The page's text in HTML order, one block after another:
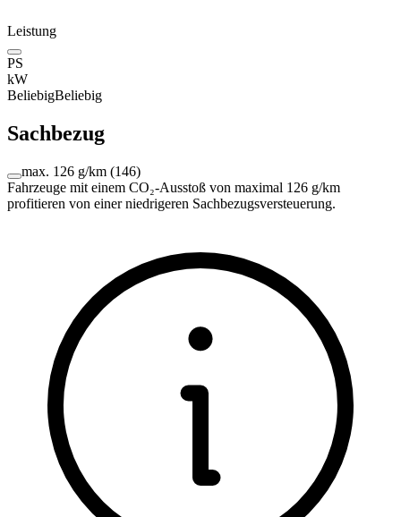
Leistung
PS
kW
BeliebigBeliebig
Sachbezug
max. 126 g/km (146)
Fahrzeuge mit einem CO₂-Ausstoß von maximal 126 g/km
profitieren von einer niedrigeren Sachbezugsversteuerung.